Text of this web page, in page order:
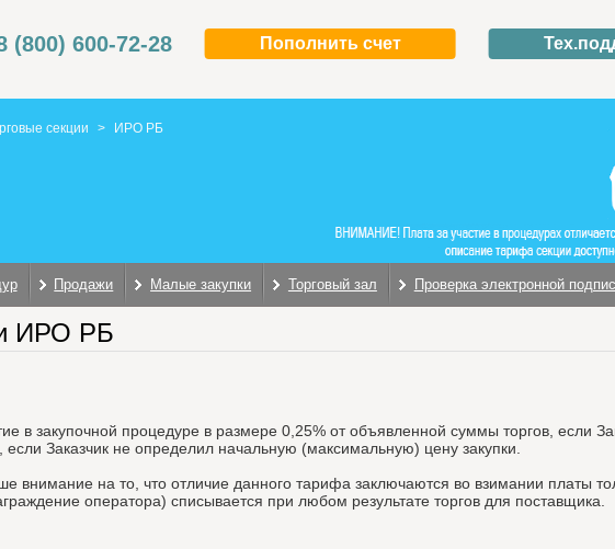
(800) 600-72-28 Пополнить счет
секции > ИРО РБ
Продажи Малые закупки Торговый зал Проверка электронной
ИРО РБ
в закупочной процедуре в размере 0,25% от объявленной суммы торгов, если
если Заказчик не определил начальную (максимальную) цену закупки.
внимание на то, что отличие данного тарифа заключаются во взимании платы
оператора) списывается при любом результате торгов для поставщика.